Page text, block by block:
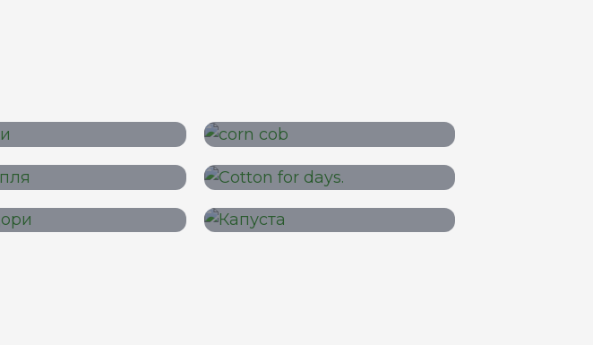
Цукровий
буряк
Картопля
Кукурудза
Бавовник